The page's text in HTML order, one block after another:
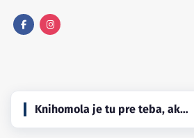
Knihomola je tu pre teba, ak…